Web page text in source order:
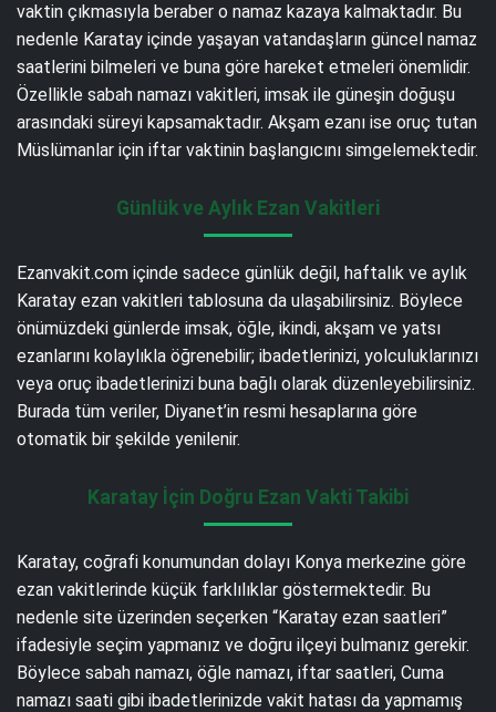
vaktin çıkmasıyla beraber o namaz kazaya kalmaktadır. Bu
nedenle Karatay içinde yaşayan vatandaşların güncel namaz
saatlerini bilmeleri ve buna göre hareket etmeleri önemlidir.
Özellikle sabah namazı vakitleri, imsak ile güneşin doğuşu
arasındaki süreyi kapsamaktadır. Akşam ezanı ise oruç tutan
Müslümanlar için iftar vaktinin başlangıcını simgelemektedir.
Günlük ve Aylık Ezan Vakitleri
Ezanvakit.com içinde sadece günlük değil, haftalık ve aylık
Karatay ezan vakitleri tablosuna da ulaşabilirsiniz. Böylece
önümüzdeki günlerde imsak, öğle, ikindi, akşam ve yatsı
ezanlarını kolaylıkla öğrenebilir; ibadetlerinizi, yolculuklarınızı
veya oruç ibadetlerinizi buna bağlı olarak düzenleyebilirsiniz.
Burada tüm veriler, Diyanet’in resmi hesaplarına göre
otomatik bir şekilde yenilenir.
Karatay İçin Doğru Ezan Vakti Takibi
Karatay, coğrafi konumundan dolayı Konya merkezine göre
ezan vakitlerinde küçük farklılıklar göstermektedir. Bu
nedenle site üzerinden seçerken “Karatay ezan saatleri”
ifadesiyle seçim yapmanız ve doğru ilçeyi bulmanız gerekir.
Böylece sabah namazı, öğle namazı, iftar saatleri, Cuma
namazı saati gibi ibadetlerinizde vakit hatası da yapmamış